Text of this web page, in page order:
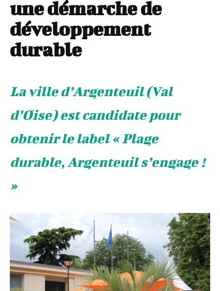
une démarche de
développement
durable
La ville d’Argenteuil (Val
d’Oise) est candidate pour
obtenir le label « Plage
durable, Argenteuil s’engage !
»